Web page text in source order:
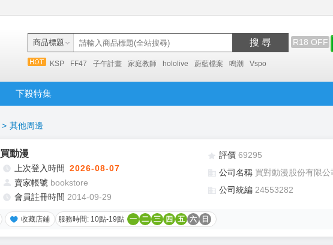
商品標題 搜 尋 R18 OFF
KSP FF47 子午計畫 家庭教師 hololive 蔚藍檔案 鳴潮 Vspo
下殺特集
> 其他周邊
買動漫
上次登入時間 2026-08-07
賣家帳號 bookstore
會員註冊時間 2014-09-29
評價 69295
公司名稱 買對動漫股份有限公
公司統編 24553282
收藏店鋪 服務時間: 10點-19點 一 二 三 四 五 六 日